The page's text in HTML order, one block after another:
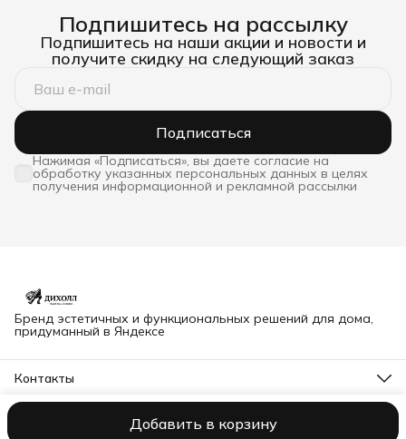
Добавить в корзину
Подпишитесь на рассылку
Подпишитесь на наши акции и новости и
получите скидку на следующий заказ
Подписаться
Нажимая «Подписаться», вы даете согласие на
обработку указанных персональных данных в целях
получения информационной и рекламной рассылки
Бренд эстетичных и функциональных решений для дома,
придуманный в Яндексе
Контакты
Адрес
© dihall@yandex.ruОплатаДоставкаПравила возврата